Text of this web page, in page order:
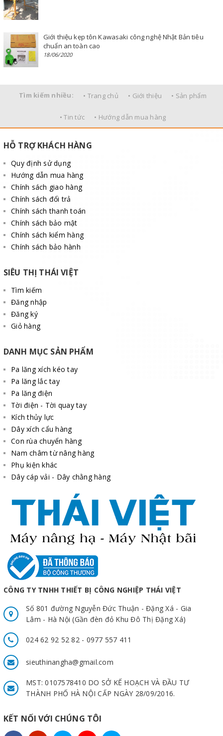
Giới thiệu kẹp tôn Kawasaki công nghệ Nhật Bản tiêu
chuẩn an toàn cao
18/06/2020
Tìm kiếm nhiều: • Trang chủ • Giới thiệu • Sản phẩm
• Tin tức • Hướng dẫn mua hàng
HỖ TRỢ KHÁCH HÀNG
Quy định sử dụng
Hướng dẫn mua hàng
Chính sách giao hàng
Chính sách đổi trả
Chính sách thanh toán
Chính sách bảo mật
Chính sách kiểm hàng
Chính sách bảo hành
SIÊU THỊ THÁI VIỆT
Tìm kiếm
Đăng nhập
Đăng ký
Giỏ hàng
DANH MỤC SẢN PHẨM
Pa lăng xích kéo tay
Pa lăng lắc tay
Pa lăng điện
Tời điện - Tời quay tay
Kích thủy lực
Dây xích cẩu hàng
Con rùa chuyển hàng
Nam châm từ nâng hàng
Phụ kiện khác
Dây cáp vải - Dây chằng hàng
CÔNG TY TNHH THIẾT BỊ CÔNG NGHIỆP THÁI VIỆT
Số 801 đường Nguyễn Đức Thuận - Đặng Xá - Gia
Lâm - Hà Nội (Gần đèn đỏ Khu Đô Thị Đặng Xá)
024 62 92 52 82 - 0977 557 411
sieuthinangha@gmail.com
MST: 0107578410 DO SỞ KẾ HOẠCH VÀ ĐẦU TƯ
THÀNH PHỐ HÀ NỘI CẤP NGÀY 28/09/2016.
KẾT NỐI VỚI CHÚNG TÔI